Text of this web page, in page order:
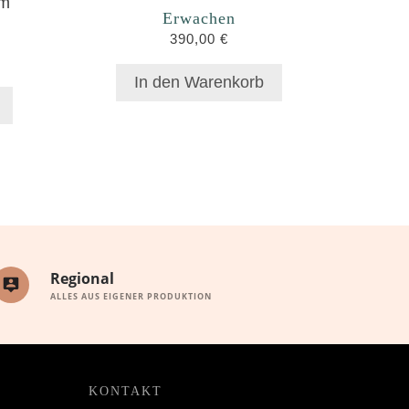
Erwachen
390,00€
In den Warenkorb
Regional
ALLES AUS EIGENER PRODUKTION
KONTAKT